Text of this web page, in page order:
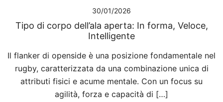
30/01/2026
Tipo di corpo dell’ala aperta: In forma, Veloce,
Intelligente
Il flanker di openside è una posizione fondamentale nel
rugby, caratterizzata da una combinazione unica di
attributi fisici e acume mentale. Con un focus su
agilità, forza e capacità di […]